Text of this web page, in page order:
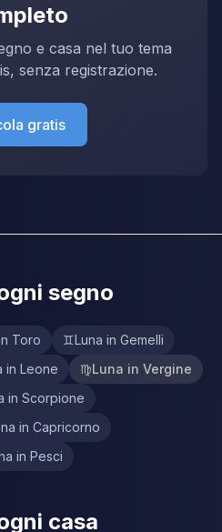
e casa nel tuo tema
senza registrazione.
gratis
segno
Toro ♊Luna in Gemelli
in Leone ♍Luna in Vergine
in Scorpione
in Capricorno
in Pesci
casa